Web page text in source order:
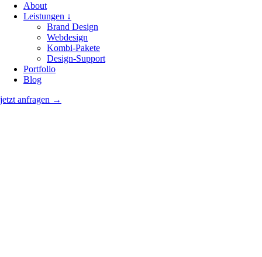
About
Leistungen ↓
Brand Design
Webdesign
Kombi-Pakete
Design-Support
Portfolio
Blog
jetzt anfragen →